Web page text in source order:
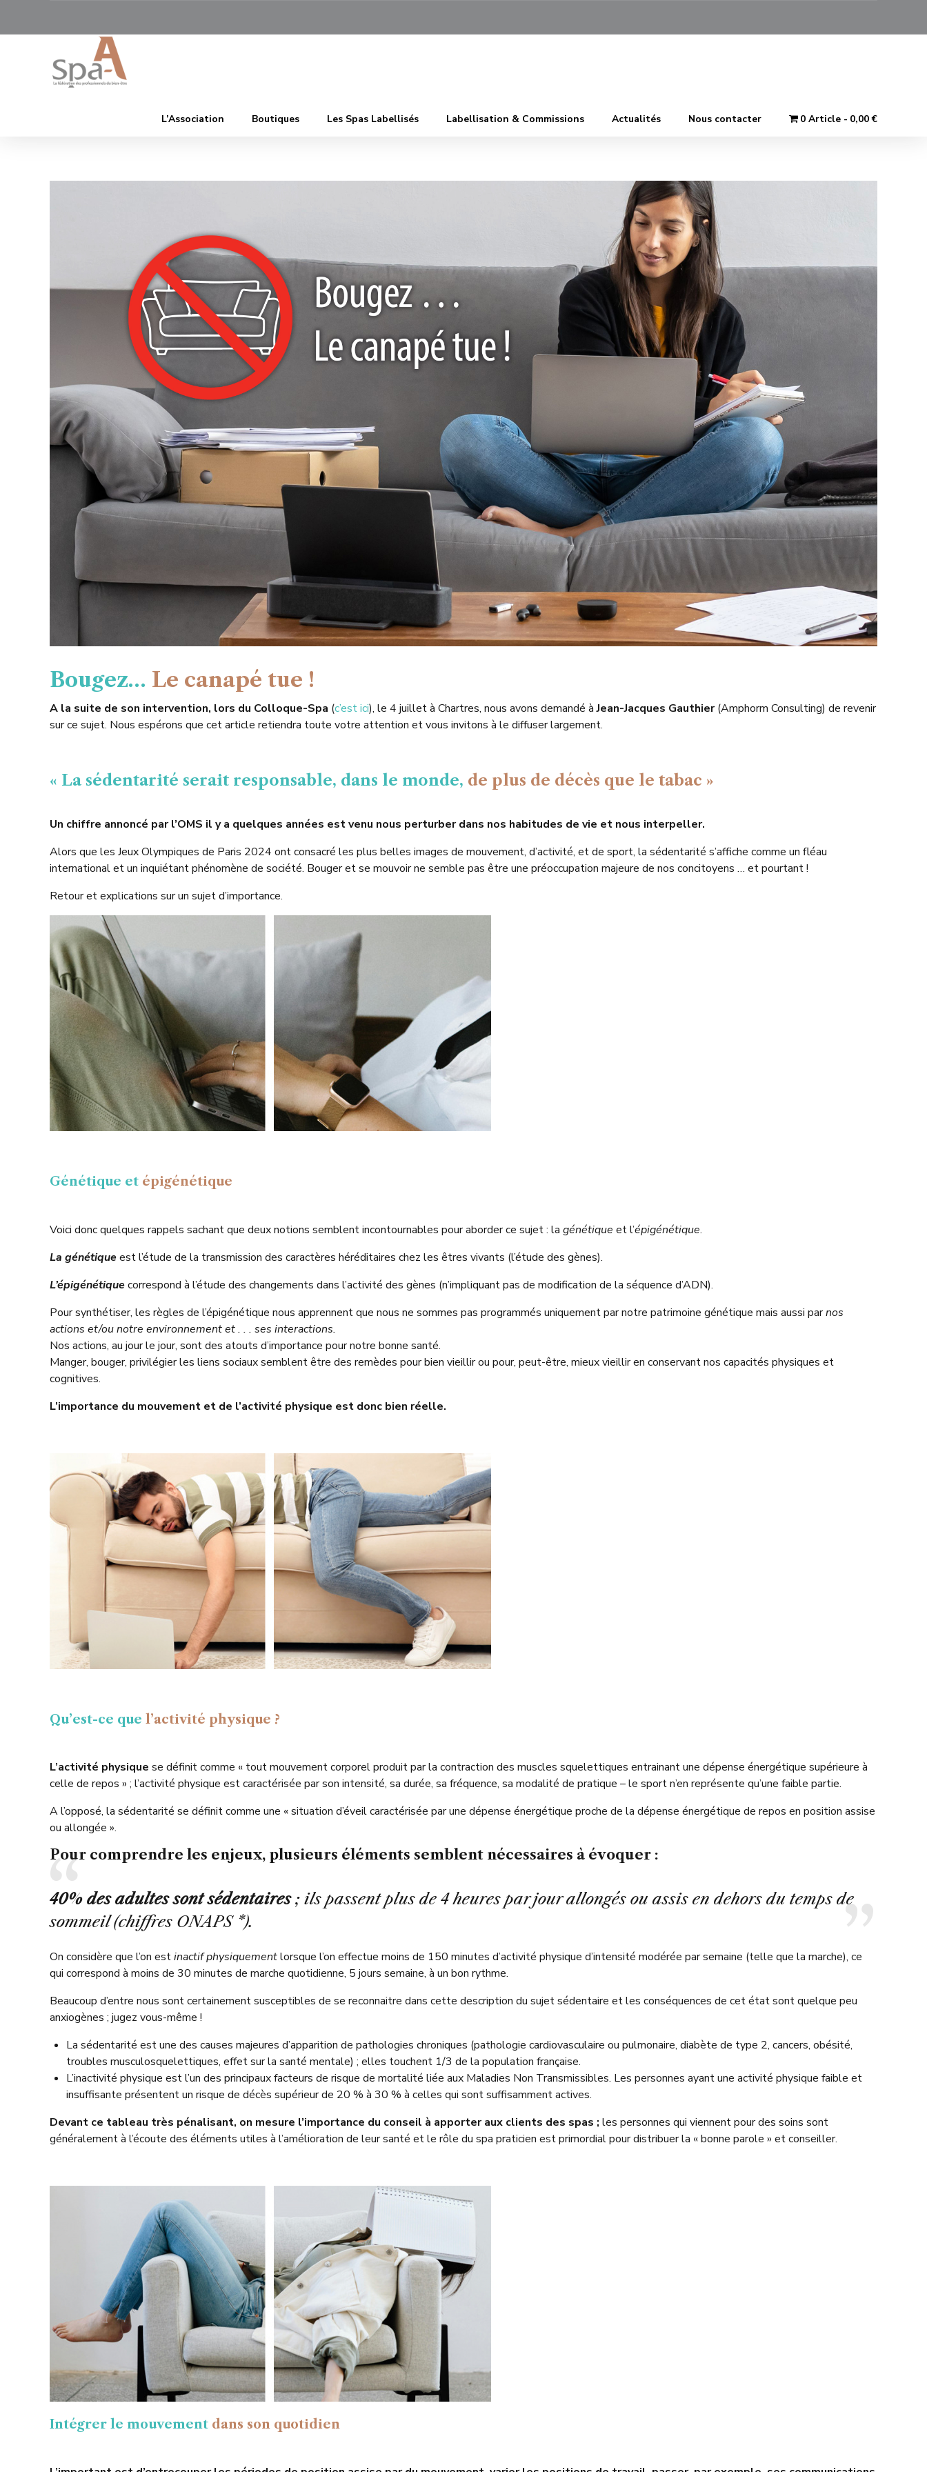
L’Association Boutiques Les Spas Labellisés Labellisation & Commissions Actualités Nous contacter 0 Article 0,00 €
Bougez… Le canapé tue !
A la suite de son intervention, lors du Colloque-Spa (c’est ici), le 4 juillet à Chartres, nous avons demandé àJean-Jacques Gauthier(Amphorm Consulting) de revenir
sur ce sujet. Nous espérons que cet article retiendra toute votre attention et vous invitons à le diffuser largement.
« La sédentarité serait responsable, dans le monde, de plus de décès que le tabac »
Un chiffre annoncé par l’OMS il y a quelques années est venu nous perturber dans nos habitudes de vie et nous interpeller.
Alors que les Jeux Olympiques de Paris 2024 ont consacré les plus belles images de mouvement, d’activité, et de sport, la sédentarité s’affiche comme un fléau
international et un inquiétant phénomène de société. Bouger et se mouvoir ne semble pas être une préoccupation majeure de nos concitoyens … et pourtant !
Retour et explications sur un sujet d’importance.
Génétique et épigénétique
Voici donc quelques rappels sachant que deux notions semblent incontournables pour aborder ce sujet : la génétique et l’épigénétique.
La génétiqueest l’étude de la transmission des caractères héréditaires chez les êtres vivants (l’étude des gènes).
L’épigénétiquecorrespond à l’étude des changements dans l’activité des gènes (n’impliquant pas de modification de la séquence d’ADN).
Pour synthétiser, les règles de l’épigénétique nous apprennent que nous ne sommes pas programmés uniquement par notre patrimoine génétique mais aussi parnos
actions et/ou notre environnement et . . . ses interactions.
Nos actions, au jour le jour, sont des atouts d’importance pour notre bonne santé.
Manger, bouger, privilégier les liens sociaux semblent être des remèdes pour bien vieillir ou pour, peut-être, mieux vieillir en conservant nos capacités physiques et
cognitives.
L’importance du mouvement et de l’activité physique est donc bien réelle.
Qu’est-ce que l’activité physique ?
L’activité physique se définit comme « tout mouvement corporel produit par la contraction des muscles squelettiques entrainant une dépense énergétique supérieure à
celle de repos » ; l’activité physique est caractérisée par son intensité, sa durée, sa fréquence, sa modalité de pratique – le sport n’en représente qu’une faible partie.
A l’opposé, la sédentarité se définit comme une « situation d’éveil caractérisée par une dépense énergétique proche de la dépense énergétique de repos en position assise
ou allongée ».
Pour comprendre les enjeux, plusieurs éléments semblent nécessaires à évoquer :
40% des adultes sontsédentaires ; ils passent plus de 4 heures par jour allongés ou assis en dehors du temps de
sommeil (chiffres ONAPS *).
On considère que l’on estinactif physiquementlorsque l’on effectue moins de 150 minutes d’activité physique d’intensité modérée par semaine (telle que la marche), ce
qui correspond à moins de 30 minutes de marche quotidienne, 5 jours semaine, à un bon rythme.
Beaucoup d’entre nous sont certainement susceptibles de se reconnaitre dans cette description du sujet sédentaire et les conséquences de cet état sont quelque peu
anxiogènes ; jugez vous-même !
La sédentarité est une des causes majeures d’apparition de pathologies chroniques (pathologie cardiovasculaire ou pulmonaire, diabète de type 2, cancers, obésité,
troubles musculosquelettiques, effet sur la santé mentale) ; elles touchent 1/3 de la population française.
L’inactivité physique est l’un des principaux facteurs de risque de mortalité liée aux Maladies Non Transmissibles. Les personnes ayant une activité physique faible et
insuffisante présentent un risque de décès supérieur de 20 % à 30 % à celles qui sont suffisamment actives.
Devant ce tableau très pénalisant, on mesure l’importance du conseil à apporter aux clients des spas ; les personnes qui viennent pour des soins sont
généralement à l’écoute des éléments utiles à l’amélioration de leur santé et le rôle du spa praticien est primordial pour distribuer la « bonne parole » et conseiller.
Intégrer le mouvement dans son quotidien